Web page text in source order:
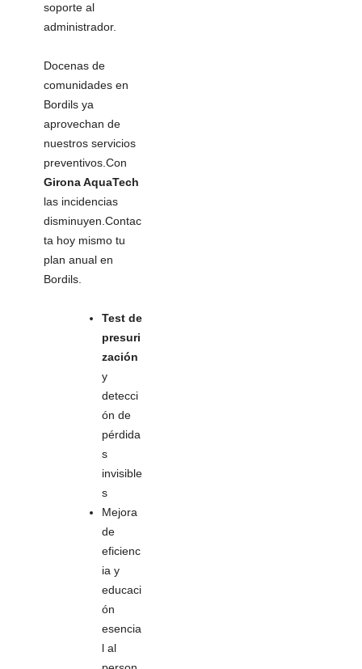
soporte al
administrador.
Docenas de
comunidades en
Bordils ya
aprovechan de
nuestros servicios
preventivos.Con
Girona AquaTech
las incidencias
disminuyen.Contac
ta hoy mismo tu
plan anual en
Bordils.
Test de
presuri
zación
y
detecci
ón de
pérdida
s
invisible
s
Mejora
de
eficienc
ia y
educaci
ón
esencia
l al